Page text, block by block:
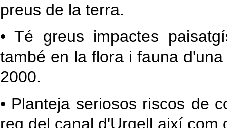
preus de la terra.
• Té greus impactes
també en la flora i fauna
2000.
• Planteja seriosos riscos de
reg del canal d'Urgell així com